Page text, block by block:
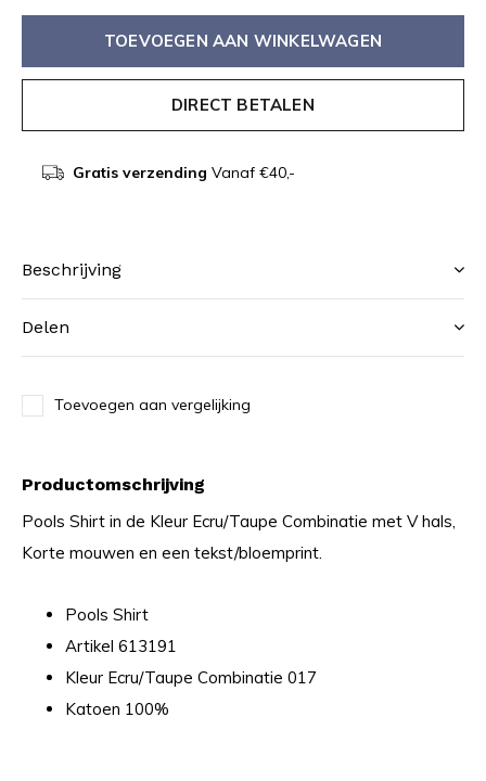
TOEVOEGEN AAN WINKELWAGEN
DIRECT BETALEN
Gratis verzending Vanaf €40,-
Beschrijving
Delen
Toevoegen aan vergelijking
Productomschrijving
Pools Shirt in de Kleur Ecru/Taupe Combinatie met V hals,
Korte mouwen en een tekst/bloemprint.
Pools Shirt
Artikel 613191
Kleur Ecru/Taupe Combinatie 017
Katoen 100%